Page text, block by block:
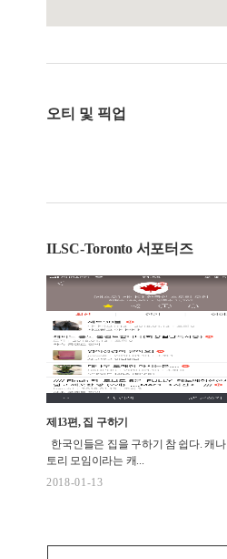
오티 및 픽업
ILSC-Toronto 서포터즈
제13편, 집 구하기
한국인들은 집을 구하기 참 쉽다. 캐
토리 모임이라는 캐...
2018-01-13